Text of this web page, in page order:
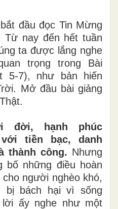
đầu đọc Tin Mừng
Từ nay đến hết tuần
ta được lắng nghe
trọng trong Bài
5-7), như bản hiến
Mở đầu bài giảng
đời, hạnh phúc
tiền bạc, danh
thành công. Nhưng
bố những điều hoàn
người nghèo khó,
bị bách hại vì sống
ấy nghe như một